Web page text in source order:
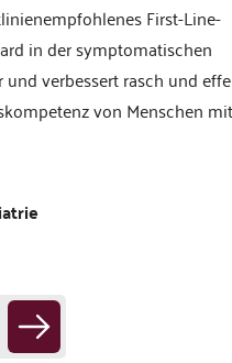
First-Line-
in der symptomatischen
und verbessert rasch und
von Menschen mit